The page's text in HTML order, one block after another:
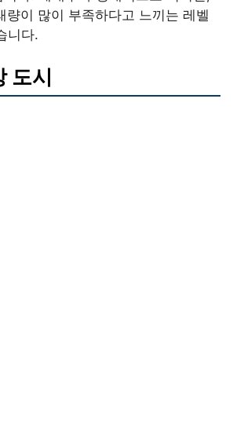
량이 많이 부족하다고 느끼는 레벨
니다.
도시